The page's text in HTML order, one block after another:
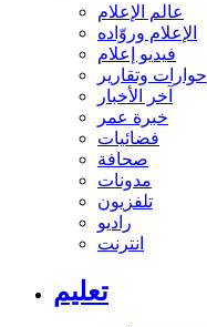
عالم الإعلام
الإعلام وروّاده
فيديو إعلام
حوارات وتقارير
آخر الأخبار
خبرة عمر
فضائيات
صحافة
مدونات
تلفزيون
راديو
انترنت
تعليم